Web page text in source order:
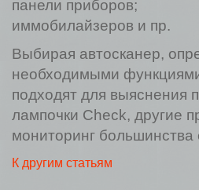
панели приборов;
иммобилайзеров и пр.
Выбирая автосканер,
необходимыми
подходят для выяснения
лампочки Check, другие
мониторинг большинства
К другим статьям